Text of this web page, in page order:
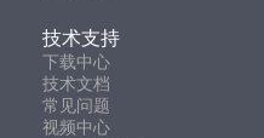
技术支持
下载中心
技术文档
常见问题
视频中心